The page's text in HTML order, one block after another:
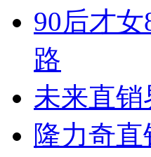
90后才
路
未来直
隆力奇